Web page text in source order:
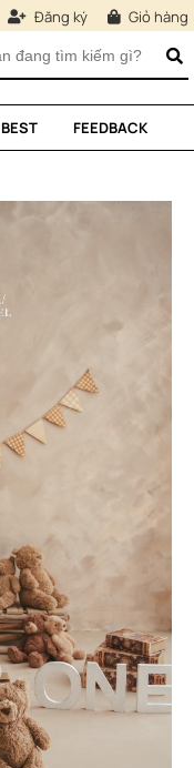
Đăng ký Giỏ hàng
BEST FEEDBACK